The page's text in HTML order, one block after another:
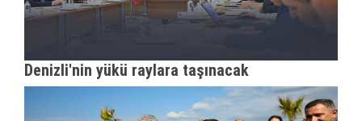
Denizli'nin yükü raylara taşınacak